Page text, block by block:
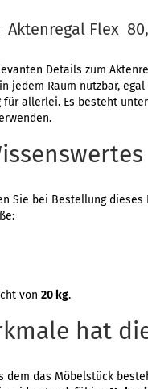
Flex
Details zum
jedem Raum nutzbar,
allerlei. Es besteht
Sie bei Bestellung dieses
von 20 kg.
hat
dem das Möbelstück